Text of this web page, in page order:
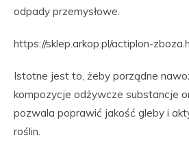
odpady przemysłowe.
https://sklep.arkop.pl/actiplon-
Istotne jest to, żeby porządne
kompozycje odżywcze substancje
pozwala poprawić jakość gleby i
roślin.